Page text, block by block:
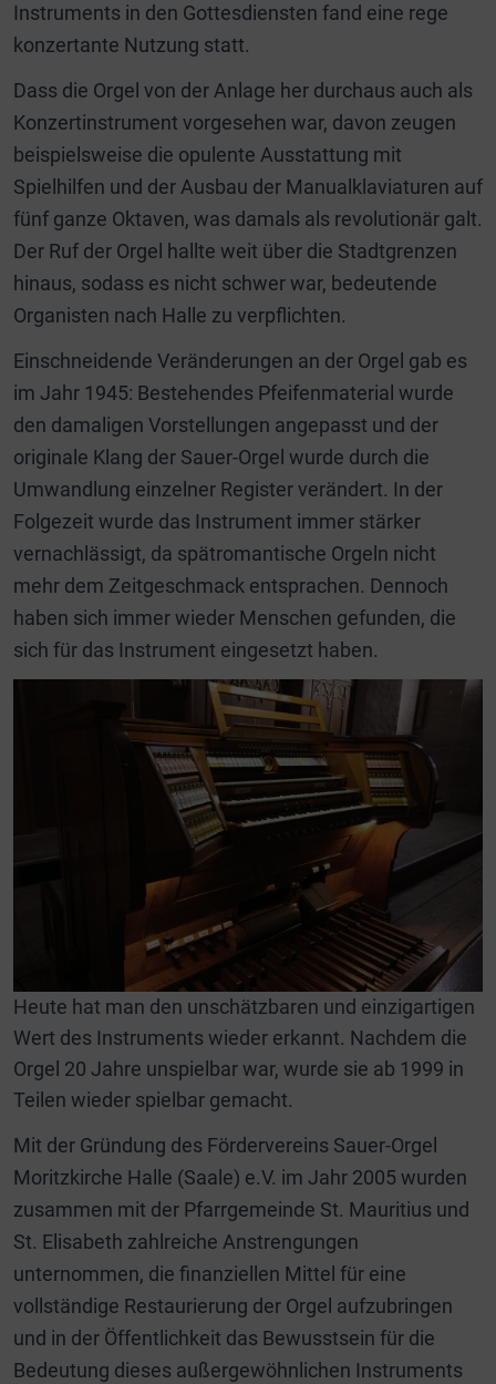
Instruments in den Gottesdiensten fand eine rege
konzertante Nutzung statt.
Dass die Orgel von der Anlage her durchaus auch als
Konzertinstrument vorgesehen war, davon zeugen
beispielsweise die opulente Ausstattung mit
Spielhilfen und der Ausbau der Manualklaviaturen auf
fünf ganze Oktaven, was damals als revolutionär galt.
Der Ruf der Orgel hallte weit über die Stadtgrenzen
hinaus, sodass es nicht schwer war, bedeutende
Organisten nach Halle zu verpflichten.
Einschneidende Veränderungen an der Orgel gab es
im Jahr 1945: Bestehendes Pfeifenmaterial wurde
den damaligen Vorstellungen angepasst und der
originale Klang der Sauer-Orgel wurde durch die
Umwandlung einzelner Register verändert. In der
Folgezeit wurde das Instrument immer stärker
vernachlässigt, da spätromantische Orgeln nicht
mehr dem Zeitgeschmack entsprachen. Dennoch
haben sich immer wieder Menschen gefunden, die
sich für das Instrument eingesetzt haben.
Heute hat man den unschätzbaren und einzigartigen
Wert des Instruments wieder erkannt. Nachdem die
Orgel 20 Jahre unspielbar war, wurde sie ab 1999 in
Teilen wieder spielbar gemacht.
Mit der Gründung des Fördervereins Sauer-Orgel
Moritzkirche Halle (Saale) e.V. im Jahr 2005 wurden
zusammen mit der Pfarrgemeinde St. Mauritius und
St. Elisabeth zahlreiche Anstrengungen
unternommen, die finanziellen Mittel für eine
vollständige Restaurierung der Orgel aufzubringen
und in der Öffentlichkeit das Bewusstsein für die
Bedeutung dieses außergewöhnlichen Instruments